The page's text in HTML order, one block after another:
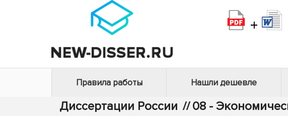
+
Правила работы Нашли дешевле
Диссертации России // 08 -